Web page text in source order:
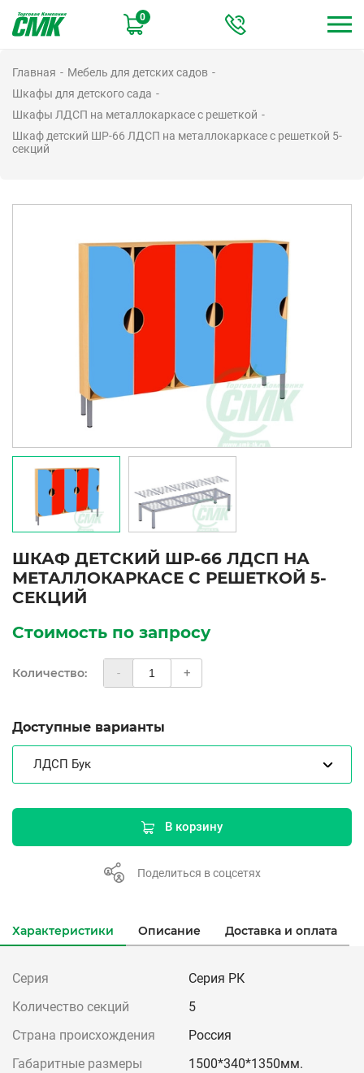
основному
0
Главная
Мебель для детских садов
Шкафы для детского сада
Шкафы ЛДСП на металлокаркасе с решеткой
Шкаф детский ШР-66 ЛДСП на металлокаркасе с решеткой 5-
секций
ШКАФ ДЕТСКИЙ ШР-66 ЛДСП НА
МЕТАЛЛОКАРКАСЕ С РЕШЕТКОЙ 5-
СЕКЦИЙ
Стоимость по запросу
Количество: - +
Доступные варианты
ЛДСП Бук
В корзину
Поделиться в соцсетях
Характеристики Описание Доставка и оплата
Серия
Серия РК
Количество секций
5
Страна происхождения
Россия
Габаритные размеры
1500*340*1350мм.